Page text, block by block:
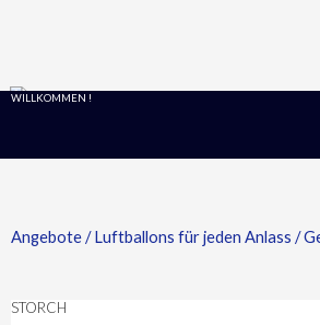
WILLKOMMEN !
Angebote/Luftballons für jeden Anlass /
STORCH